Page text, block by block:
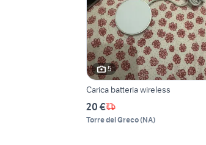
5
Carica batteria wireless
20 €
Torre del Greco(NA)